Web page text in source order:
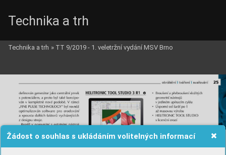
Žádost o souhlas s ukládáním volitelných informací
Technika a trh
Technika a trh » TT 9/2019 - 1. veletržní vydání MSV Brno